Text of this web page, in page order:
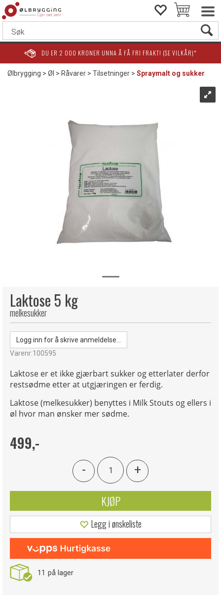
DU ER 2 000 KRONER UNNA Å FÅ FRI FRAKT! (SE VILKÅR)*
Ølbrygging>Øl >Råvarer>Tilsetninger>Spraymalt og sukker
Laktose 5 kg
melkesukker
Logg inn for å skrive anmeldelse...
Varenr:100595
Laktose er et ikke gjærbart sukker og etterlater derfor
restsødme etter at utgjæringen er ferdig.
Laktose (melkesukker) benyttes i Milk Stouts og ellers i
øl hvor man ønsker mer sødme.
499,-
- +
KJØP
Legg i ønskeliste
11 på lager